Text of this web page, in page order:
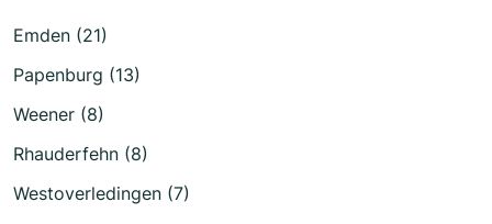
Emden (21)
Papenburg (13)
Weener (8)
Rhauderfehn (8)
Westoverledingen (7)